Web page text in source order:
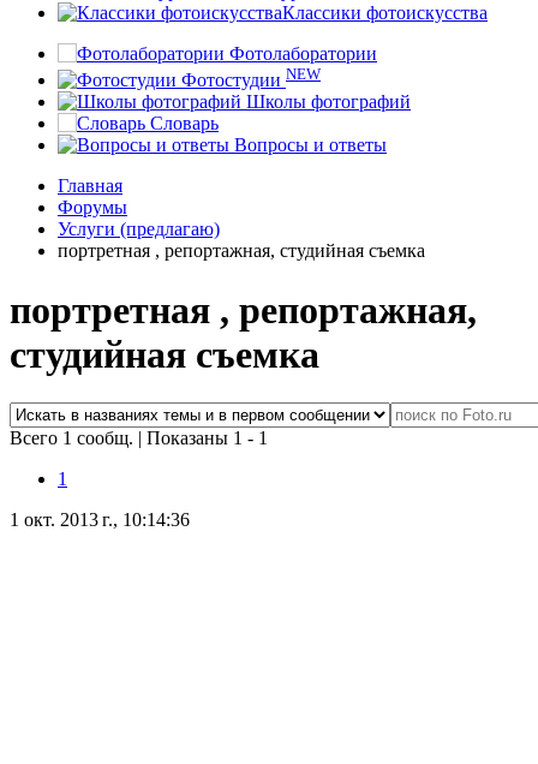
Классики фотоискусства
Фотолаборатории
Фотостудии NEW
Школы фотографий
Словарь
Вопросы и ответы
Главная
Форумы
Услуги (предлагаю)
портретная , репортажная, студийная съемка
портретная , репортажная,
студийная съемка
Всего 1 сообщ. | Показаны 1 - 1
1
1 окт. 2013 г., 10:14:36